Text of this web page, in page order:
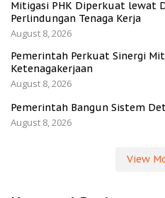
Mitigasi PHK Diperkuat lewat
Perlindungan Tenaga Kerja
August 8, 2026
Pemerintah Perkuat Sinergi
Ketenagakerjaan
August 8, 2026
Pemerintah Bangun Sistem
August 8, 2026
View